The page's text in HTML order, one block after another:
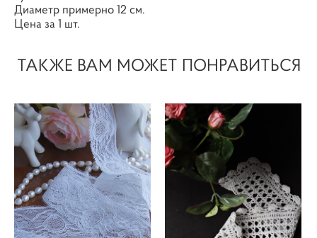
Диаметр примерно 12 см.
Цена за 1 шт.
ТАКЖЕ ВАМ МОЖЕТ ПОНРАВИТЬСЯ